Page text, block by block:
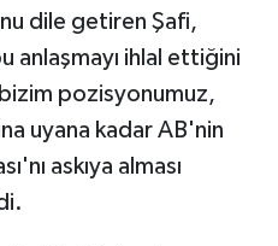
dile getiren Şafi,
anlaşmayı ihlal ettiğini
pozisyonumuz,
uyana kadar AB'nin
askıya alması